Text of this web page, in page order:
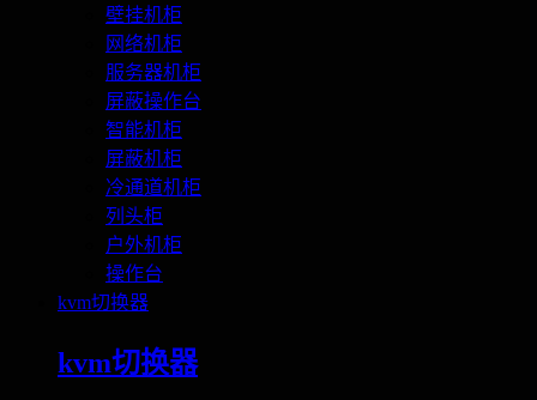
壁挂机柜
网络机柜
服务器机柜
屏蔽操作台
智能机柜
屏蔽机柜
冷通道机柜
列头柜
户外机柜
操作台
kvm切换器
kvm切换器